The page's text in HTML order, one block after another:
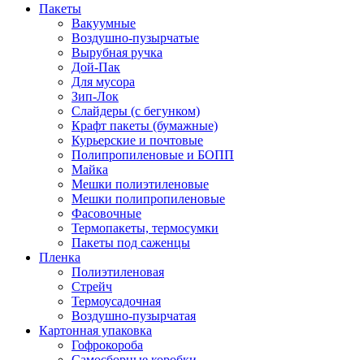
Пакеты
Вакуумные
Воздушно-пузырчатые
Вырубная ручка
Дой-Пак
Для мусора
Зип-Лок
Слайдеры (с бегунком)
Крафт пакеты (бумажные)
Курьерские и почтовые
Полипропиленовые и БОПП
Майка
Мешки полиэтиленовые
Мешки полипропиленовые
Фасовочные
Термопакеты, термосумки
Пакеты под саженцы
Пленка
Полиэтиленовая
Стрейч
Термоусадочная
Воздушно-пузырчатая
Картонная упаковка
Гофрокороба